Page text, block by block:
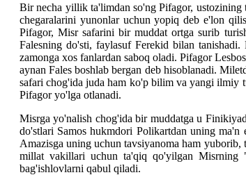
Bir necha yillik ta'limdan so'ng Pifagor,
chegaralarini yunonlar uchun yopiq deb e'lon
Pifagor, Misr safarini bir muddat ortga surib
Falesning do'sti, faylasuf Ferekid bilan
zamonga xos fanlardan saboq oladi. Pifagor
aynan Fales boshlab bergan deb hisoblanadi.
safari chog'ida juda ham ko'p bilim va yangi ilmiy
Pifagor yo'lga otlanadi.
Misrga yo'nalish chog'ida bir muddatga u
do'stlari Samos hukmdori Polikartdan uning
Amazisga uning uchun tavsiyanoma ham
millat vakillari uchun ta'qiq qo'yilgan Misrning
bag'ishlovlarni qabul qiladi.